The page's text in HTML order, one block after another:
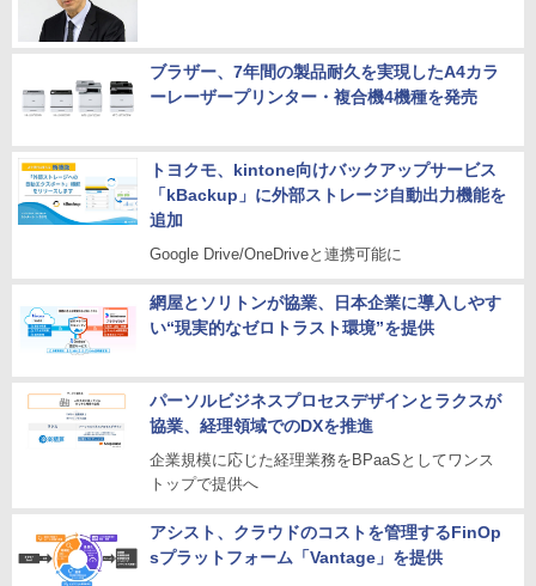
ブラザー、7年間の製品耐久を実現したA4カラ
ーレーザープリンター・複合機4機種を発売
トヨクモ、kintone向けバックアップサービス
「kBackup」に外部ストレージ自動出力機能を
追加
Google Drive/OneDriveと連携可能に
網屋とソリトンが協業、日本企業に導入しやす
い“現実的なゼロトラスト環境”を提供
パーソルビジネスプロセスデザインとラクスが
協業、経理領域でのDXを推進
企業規模に応じた経理業務をBPaaSとしてワンス
トップで提供へ
アシスト、クラウドのコストを管理するFinOp
sプラットフォーム「Vantage」を提供